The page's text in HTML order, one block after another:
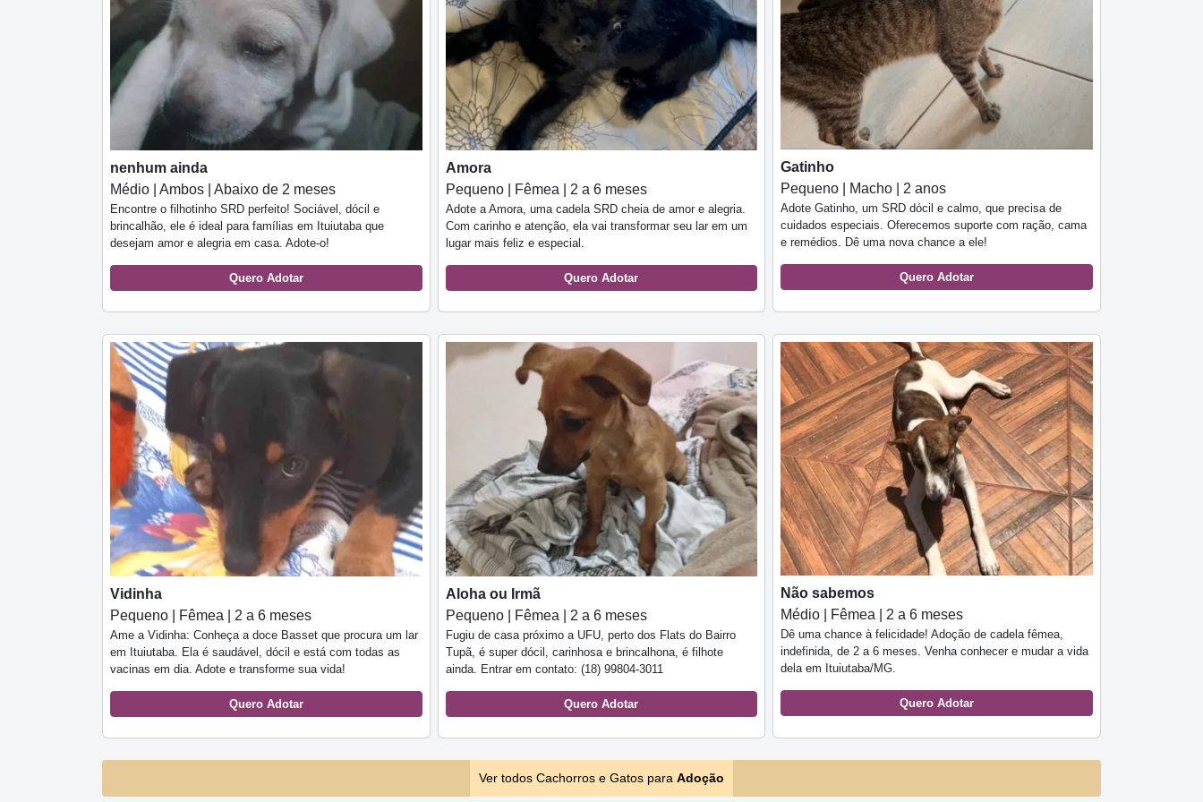
nenhum ainda
Médio | Ambos | Abaixo de 2 meses
Encontre o filhotinho SRD perfeito! Sociável, dócil e
brincalhão, ele é ideal para famílias em Ituiutaba que
desejam amor e alegria em casa. Adote-o!
Quero Adotar
Amora
Pequeno | Fêmea | 2 a 6 meses
Adote a Amora, uma cadela SRD cheia de amor e alegria.
Com carinho e atenção, ela vai transformar seu lar em um
lugar mais feliz e especial.
Quero Adotar
Gatinho
Pequeno | Macho | 2 anos
Adote Gatinho, um SRD dócil e calmo, que precisa de
cuidados especiais. Oferecemos suporte com ração, cama
e remédios. Dê uma nova chance a ele!
Quero Adotar
Vidinha
Pequeno | Fêmea | 2 a 6 meses
Ame a Vidinha: Conheça a doce Basset que procura um lar
em Ituiutaba. Ela é saudável, dócil e está com todas as
vacinas em dia. Adote e transforme sua vida!
Quero Adotar
Aloha ou Irmã
Pequeno | Fêmea | 2 a 6 meses
Fugiu de casa próximo a UFU, perto dos Flats do Bairro
Tupã, é super dócil, carinhosa e brincalhona, é filhote
ainda. Entrar em contato: (18) 99804-3011
Quero Adotar
Não sabemos
Médio | Fêmea | 2 a 6 meses
Dê uma chance à felicidade! Adoção de cadela fêmea,
indefinida, de 2 a 6 meses. Venha conhecer e mudar a vida
dela em Ituiutaba/MG.
Quero Adotar
Ver todos Cachorros e Gatos para Adoção